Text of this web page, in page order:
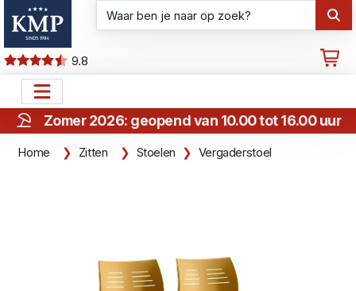
9.8
Zomer 2026: geopend van 10.00 tot 16.00 uur
Home Zitten Stoelen Vergaderstoel